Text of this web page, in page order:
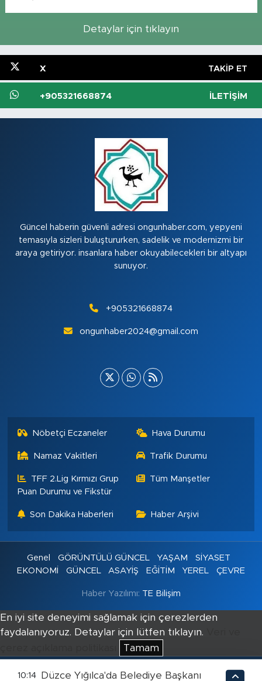
Detaylar için tıklayın
X TAKIP ET
+905321668874 İLETIŞIM
Güncel haberin güvenli adresi ongunhaber.com, yepyeni
temasıyla sizleri buluştururken, sadelik ve modernizmi bir
araya getiriyor. insanlara haber okuyabilecekleri bir altyapı
sunuyor.
+905321668874
ongunhaber2024@gmail.com
Nöbetçi Eczaneler Hava Durumu
Namaz Vakitleri Trafik Durumu
TFF 2.Lig Kırmızı Grup
Puan Durumu ve Fikstür
Tüm Manşetler
Son Dakika Haberleri Haber Arşivi
Genel GÖRÜNTÜLÜ GÜNCEL YAŞAM
SİYASET
EKONOMİ
GÜNCEL ASAYİŞ EĞİTİM YEREL ÇEVRE
Haber Yazılımı: TE Bilişim
En iyi site deneyimi sağlamak için çerezlerden
faydalanıyoruz. Detaylar için lütfen tıklayın.
Tamam
10:14 Düzce Yığılca'da Belediye Başkanı